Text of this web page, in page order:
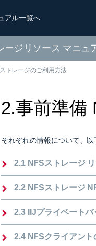
アル一覧へ
ージリソース マニュ
トレージのご利用方法
2.事前準備
それぞれの情報について、以
2.1 NFSストレージ
2.2 NFSストレージ
2.3 IIJプライベート
2.4 NFSクライアント
の情報確認
報確認
リの決定